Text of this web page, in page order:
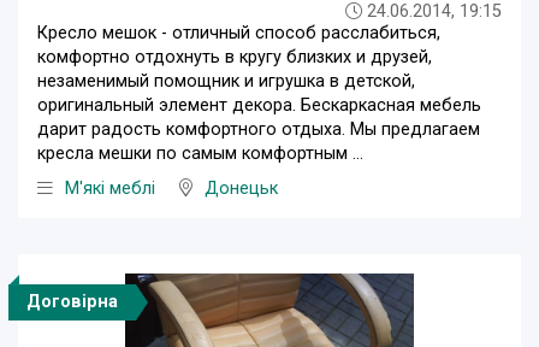
24.06.2014, 19:15
Кресло мешок - отличный способ расслабиться,
комфортно отдохнуть в кругу близких и друзей,
незаменимый помощник и игрушка в детской,
оригинальный элемент декора. Бескаркасная мебель
дарит радость комфортного отдыха. Мы предлагаем
кресла мешки по самым комфортным ...
М'які меблі
Донецьк
Договірна